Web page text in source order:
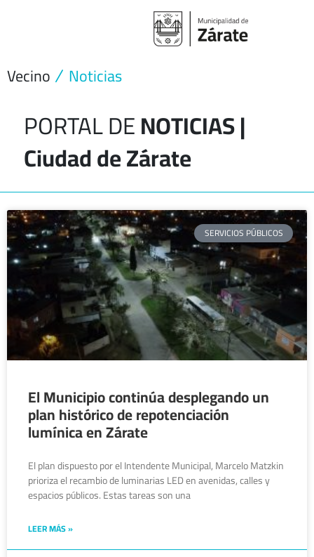
Vecino Noticias
PORTAL DENOTICIAS |
Ciudad de Zárate
SERVICIOS PÚBLICOS
El Municipio continúa desplegando un
plan histórico de repotenciación
lumínica en Zárate
El plan dispuesto por el Intendente Municipal, Marcelo Matzkin
prioriza el recambio de luminarias LED en avenidas, calles y
espacios públicos. Estas tareas son una
LEER MÁS »
PagePagePagePagePage